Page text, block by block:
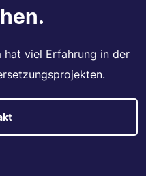
hat viel Erfahrung in der